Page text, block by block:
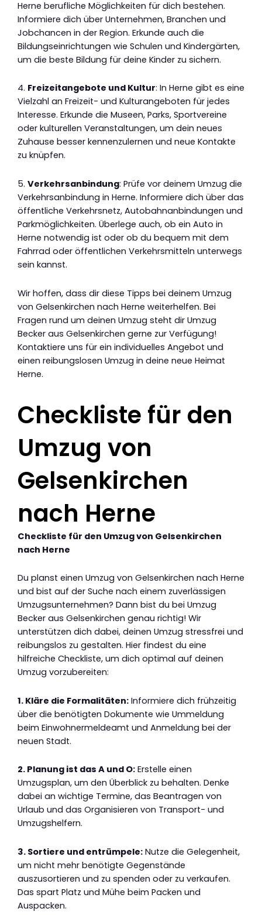
Herne berufliche Möglichkeiten für dich bestehen.
Informiere dich über Unternehmen, Branchen und
Jobchancen in der Region. Erkunde auch die
Bildungseinrichtungen wie Schulen und Kindergärten,
um die beste Bildung für deine Kinder zu sichern.
4. Freizeitangebote und Kultur: In Herne gibt es eine
Vielzahl an Freizeit- und Kulturangeboten für jedes
Interesse. Erkunde die Museen, Parks, Sportvereine
oder kulturellen Veranstaltungen, um dein neues
Zuhause besser kennenzulernen und neue Kontakte
zu knüpfen.
5. Verkehrsanbindung: Prüfe vor deinem Umzug die
Verkehrsanbindung in Herne. Informiere dich über das
öffentliche Verkehrsnetz, Autobahnanbindungen und
Parkmöglichkeiten. Überlege auch, ob ein Auto in
Herne notwendig ist oder ob du bequem mit dem
Fahrrad oder öffentlichen Verkehrsmitteln unterwegs
sein kannst.
Wir hoffen, dass dir diese Tipps bei deinem Umzug
von Gelsenkirchen nach Herne weiterhelfen. Bei
Fragen rund um deinen Umzug steht dir Umzug
Becker aus Gelsenkirchen gerne zur Verfügung!
Kontaktiere uns für ein individuelles Angebot und
einen reibungslosen Umzug in deine neue Heimat
Herne.
Checkliste für den
Umzug von
Gelsenkirchen
nach Herne
Checkliste für den Umzug von Gelsenkirchen
nach Herne
Du planst einen Umzug von Gelsenkirchen nach Herne
und bist auf der Suche nach einem zuverlässigen
Umzugsunternehmen? Dann bist du bei Umzug
Becker aus Gelsenkirchen genau richtig! Wir
unterstützen dich dabei, deinen Umzug stressfrei und
reibungslos zu gestalten. Hier findest du eine
hilfreiche Checkliste, um dich optimal auf deinen
Umzug vorzubereiten:
1. Kläre die Formalitäten: Informiere dich frühzeitig
über die benötigten Dokumente wie Ummeldung
beim Einwohnermeldeamt und Anmeldung bei der
neuen Stadt.
2. Planung ist das A und O: Erstelle einen
Umzugsplan, um den Überblick zu behalten. Denke
dabei an wichtige Termine, das Beantragen von
Urlaub und das Organisieren von Transport- und
Umzugshelfern.
3. Sortiere und entrümpele: Nutze die Gelegenheit,
um nicht mehr benötigte Gegenstände
auszusortieren und zu spenden oder zu verkaufen.
Das spart Platz und Mühe beim Packen und
Auspacken.